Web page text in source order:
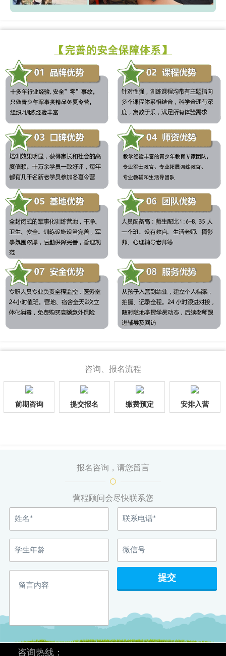
咨询、报名流程
前期咨询 提交报名 缴费预定 安排入营
报名咨询，请您留言
营程顾问会尽快联系您
咨询热线：